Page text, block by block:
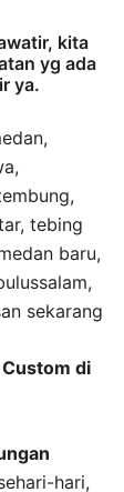
kita
yg ada
ya.
tebing
baru,
sekarang
Custom di
hari,